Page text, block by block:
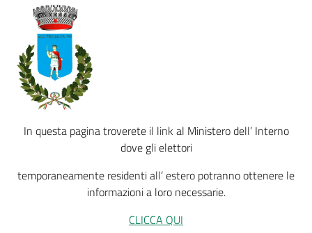
In questa pagina troverete il link al Ministero dell’ Interno
dove gli elettori
temporaneamente residenti all’ estero potranno ottenere le
informazioni a loro necessarie.
CLICCA QUI